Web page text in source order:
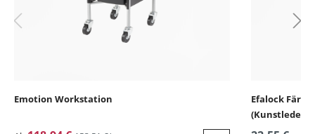
Emotion Workstation
Efalock
(Kunstleder)